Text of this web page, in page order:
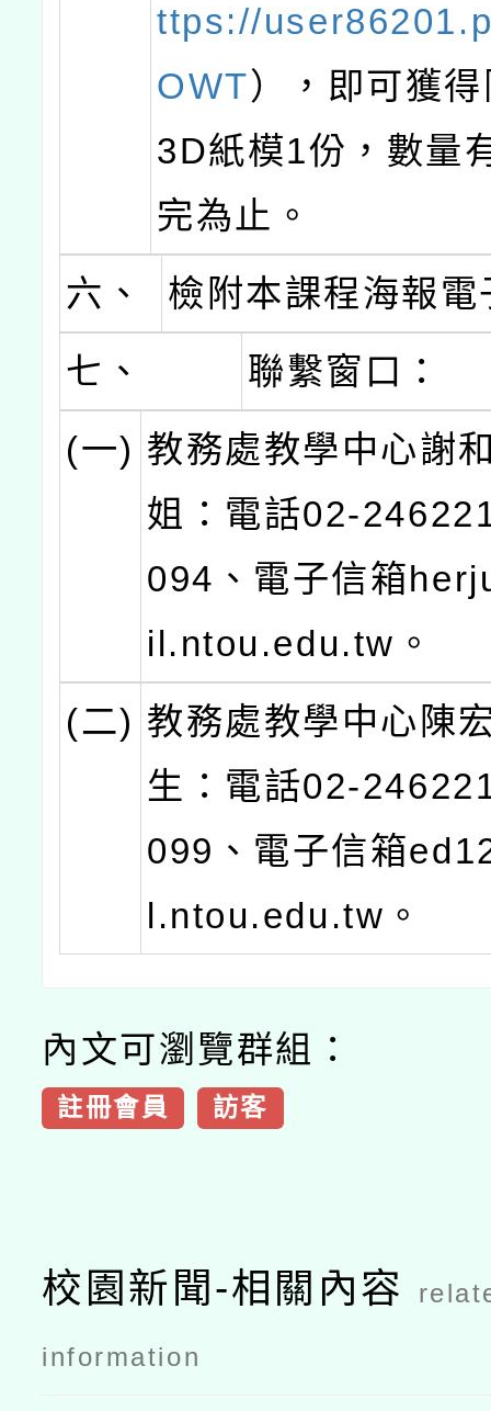
ttps://
OWT），即可獲
3D紙模1份，數量
完為止。
六、
檢附本課程海報電
七、
聯繫窗口：
(一) 教務處教學中心謝
姐：電話02-
094、電子信箱
il.ntou.edu.tw。
(二) 教務處教學中心陳
生：電話02-
099、電子信箱
l.ntou.edu.tw。
內文可瀏覽群組：
註冊會員 訪客
校園新聞-相關內容
information